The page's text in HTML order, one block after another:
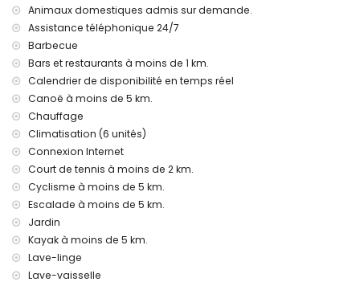
villa)
rivière ou bord de mer le plus proche : Méditerranée, Jávea
(à moins de 2 kilomètres de la villa)
plage la plus proche : El Arenal, Jávea (à moins de 2
kilomètres de la villa)
port le plus proche : Port Aduanas del Mar, Jávea (à moins
parc le plus proche : Montgó, Jávea (à moins de 5
kilomètres de la villa)
aéroport le plus proche : Alicante (à moins de 100
kilomètres de la villa)
deuxième aéroport le plus proche : Valence (> 100
kilomètres)
autorisés
l'hébergement convient très bien aux familles avec enfants
Équipements et services inclus dans le prix de location de la
Animaux domestiques admis sur demande.
Assistance téléphonique 24/7
Barbecue
Bars et restaurants à moins de 1 km.
Calendrier de disponibilité en temps réel
Canoë à moins de 5 km.
Chauffage
Climatisation (6 unités)
Connexion Internet
Court de tennis à moins de 2 km.
Cyclisme à moins de 5 km.
Escalade à moins de 5 km.
Jardin
Kayak à moins de 5 km.
Lave-linge
Lave-vaisselle